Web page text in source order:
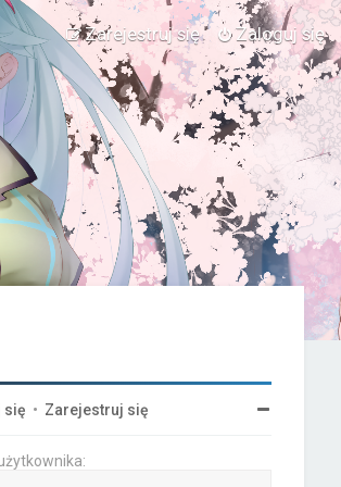
Zaloguj się
Zarejestruj się
się • Zarejestruj się